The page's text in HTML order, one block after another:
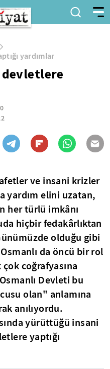
yardımlar
devletlere
ve insani krizler
yardım elini uzatan,
her türlü imkânı
hiçbir fedakârlıktan
olduğu gibi
da öncü bir rol
coğrafyasına
Devleti bu
olan" anlamına
anılıyordu.
yürüttüğü insani
yaptığı